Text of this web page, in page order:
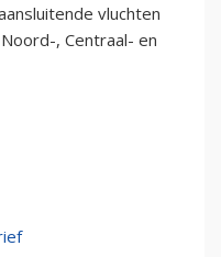
vluchten
, Centraal- en